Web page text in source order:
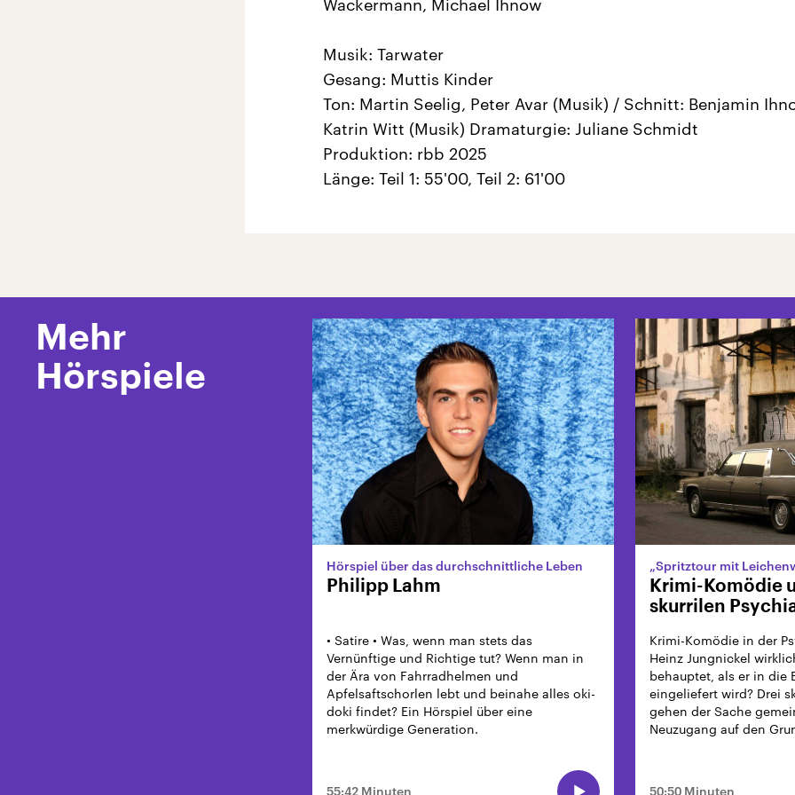
Wackermann, Michael Ihnow
Musik: Tarwater
Gesang: Muttis Kinder
Ton: Martin Seelig, Peter Avar (Musik) / Schnitt: Benjamin
Katrin Witt (Musik) Dramaturgie: Juliane Schmidt
Produktion: rbb 2025
Länge: Teil 1: 55'00, Teil 2: 61'00
Mehr
Hörspiele
Hörspiel über das durchschnittliche Leben
Philipp Lahm
• Satire • Was, wenn man stets das
Vernünftige und Richtige tut? Wenn man in
der Ära von Fahrradhelmen und
Apfelsaftschorlen lebt und beinahe alles oki-
doki findet? Ein Hörspiel über eine
merkwürdige Generation.
55:42 Minuten
„Spritztour mit
Krimi-Komödie
skurrilen
Krimi-Komödie in der
Heinz Jungnickel
behauptet, als er in die
eingeliefert wird? Drei
gehen der Sache
Neuzugang auf den
50:50 Minuten